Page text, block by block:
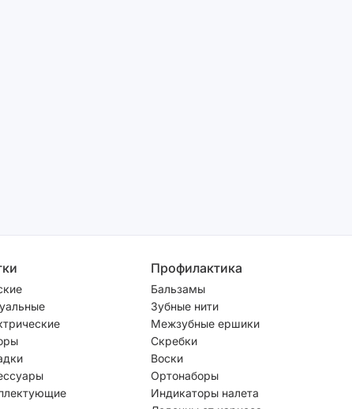
Профилактика
Бальзамы
Зубные нити
Межзубные ершики
Скребки
Воски
Ортонаборы
Индикаторы налета